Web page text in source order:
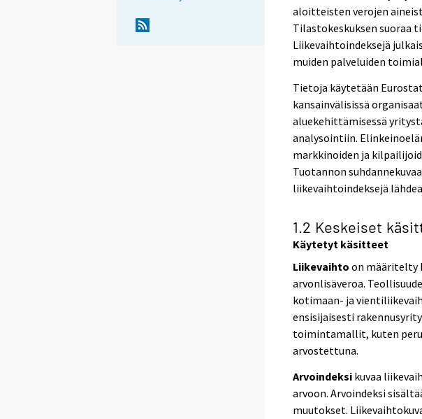
aloitteisten verojen
Tilastokeskuksen suoraa
Liikevaihtoindeksejä
muiden palveluiden
Tietoja käytetään
kansainvälisissä
aluekehittämisessä
analysointiin.
markkinoiden ja
Tuotannon
liikevaihtoindeksejä
1.2 Keskeiset
Käytetyt käsitteet
Liikevaihto on määritelty
arvonlisäveroa.
kotimaan- ja
ensisijaisesti
toimintamallit, kuten
arvostettuna.
Arvoindeksi kuvaa
arvoon. Arvoindeksi
muutokset.